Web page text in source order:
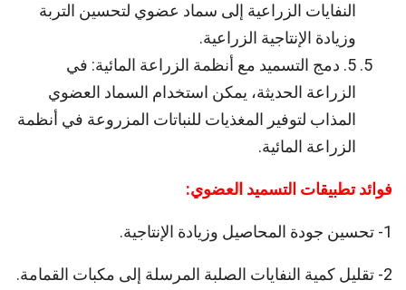
النفايات الزراعية إلى سماد عضوي لتحسين التربة
وزيادة الإنتاجية الزراعية.
5. دمج التسميد مع أنظمة الزراعة المائية: في
الزراعة الحديثة، يمكن استخدام السماد العضوي
المذاب لتوفير المغذيات للنباتات المزروعة في أنظمة
الزراعة المائية.
فوائد تطبيقات التسميد العضوي:
1- تحسين جودة المحاصيل وزيادة الإنتاجية.
2- تقليل كمية النفايات الصلبة المرسلة إلى مكبات القمامة.